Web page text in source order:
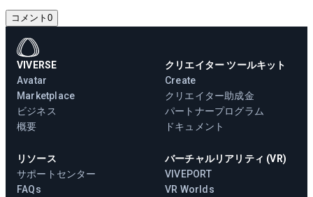
コメント 0
VIVERSE
Avatar
Marketplace
ビジネス
概要
クリエイター ツールキット
Create
クリエイター助成金
パートナープログラム
ドキュメント
リソース
サポートセンター
FAQs
バーチャルリアリティ (VR)
VIVEPORT
VR Worlds